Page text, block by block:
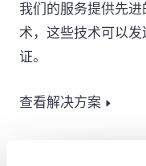
我们的服务提供先
术，这些技术可以
证。
查看解决方案